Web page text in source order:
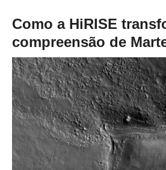
Como a HiRISE
compreensão de